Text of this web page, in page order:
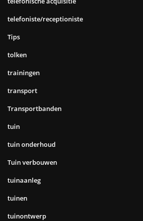
telefoniste/receptioniste
Tips
tolken
trainingen
transport
Transportbanden
tuin
tuin onderhoud
Tuin verbouwen
tuinaanleg
tuinen
tuinontwerp